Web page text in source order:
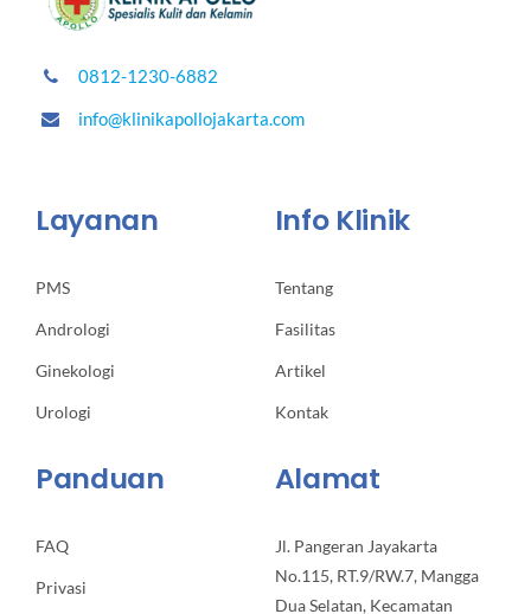
0812-1230-6882
info@klinikapollojakarta.com
Layanan
PMS
Andrologi
Ginekologi
Urologi
Info Klinik
Tentang
Fasilitas
Artikel
Kontak
Panduan
FAQ
Privasi
Alamat
Jl. Pangeran Jayakarta
No.115, RT.9/RW.7, Mangga
Dua Selatan, Kecamatan